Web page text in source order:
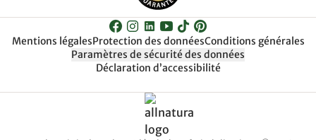
Mentions légalesProtection des donnéesConditions générales
Paramètres de sécurité des données
Déclaration d’accessibilité